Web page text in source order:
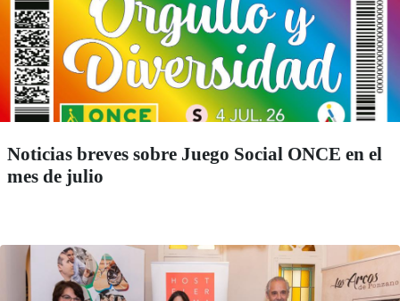
Noticias breves sobre Juego Social ONCE en el
mes de julio